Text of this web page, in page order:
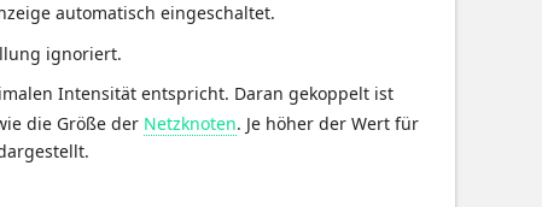
automatisch eingeschaltet.
ignoriert.
Intensität entspricht. Daran gekoppelt ist
die Größe der Netzknoten. Je höher der Wert für